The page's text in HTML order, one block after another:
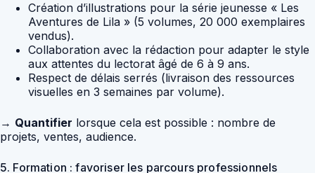
Création d’illustrations pour la série jeunesse « Les
Aventures de Lila » (5 volumes, 20 000 exemplaires
vendus).
Collaboration avec la rédaction pour adapter le style
aux attentes du lectorat âgé de 6 à 9 ans.
Respect de délais serrés (livraison des ressources
visuelles en 3 semaines par volume).
→ Quantifier lorsque cela est possible : nombre de
projets, ventes, audience.
5. Formation : favoriser les parcours professionnels